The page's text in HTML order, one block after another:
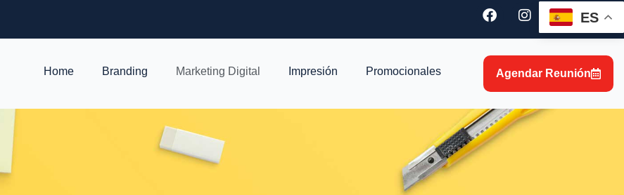
ES
Home Branding Marketing Digital Impresión Promocionales Agendar Reunión